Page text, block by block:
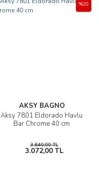
AKSY BAGNO
Aksy 7801 Eldorado Havlu
Bar Chrome 40 cm
%20
3.840,00 TL
3.072,00 TL